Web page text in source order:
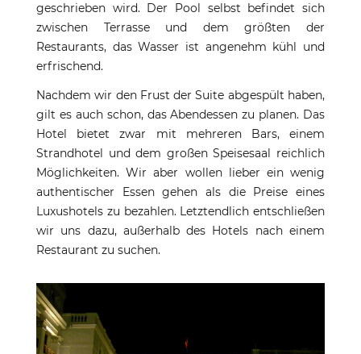
geschrieben wird. Der Pool selbst befindet sich
zwischen Terrasse und dem größten der
Restaurants, das Wasser ist angenehm kühl und
erfrischend.
Nachdem wir den Frust der Suite abgespült haben,
gilt es auch schon, das Abendessen zu planen. Das
Hotel bietet zwar mit mehreren Bars, einem
Strandhotel und dem großen Speisesaal reichlich
Möglichkeiten. Wir aber wollen lieber ein wenig
authentischer Essen gehen als die Preise eines
Luxushotels zu bezahlen. Letztendlich entschließen
wir uns dazu, außerhalb des Hotels nach einem
Restaurant zu suchen.